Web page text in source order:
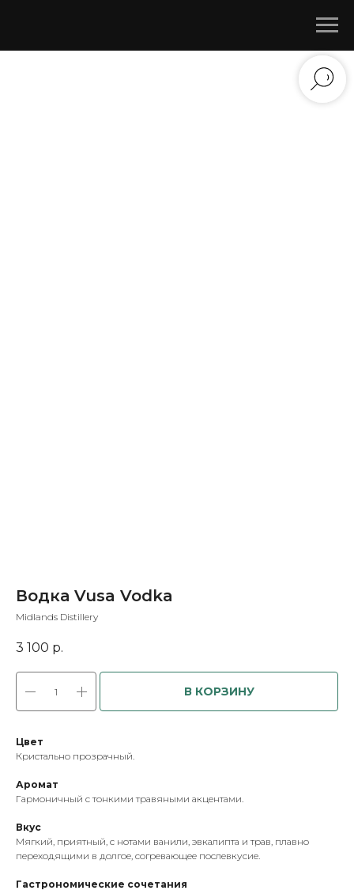
Водка Vusa Vodka
Midlands Distillery
3 100 р.
В КОРЗИНУ
Цвет
Кристально прозрачный.
Аромат
Гармоничный с тонкими травяными акцентами.
Вкус
Мягкий, приятный, с нотами ванили, эвкалипта и трав, плавно
переходящими в долгое, согревающее послевкусие.
Гастрономические сочетания